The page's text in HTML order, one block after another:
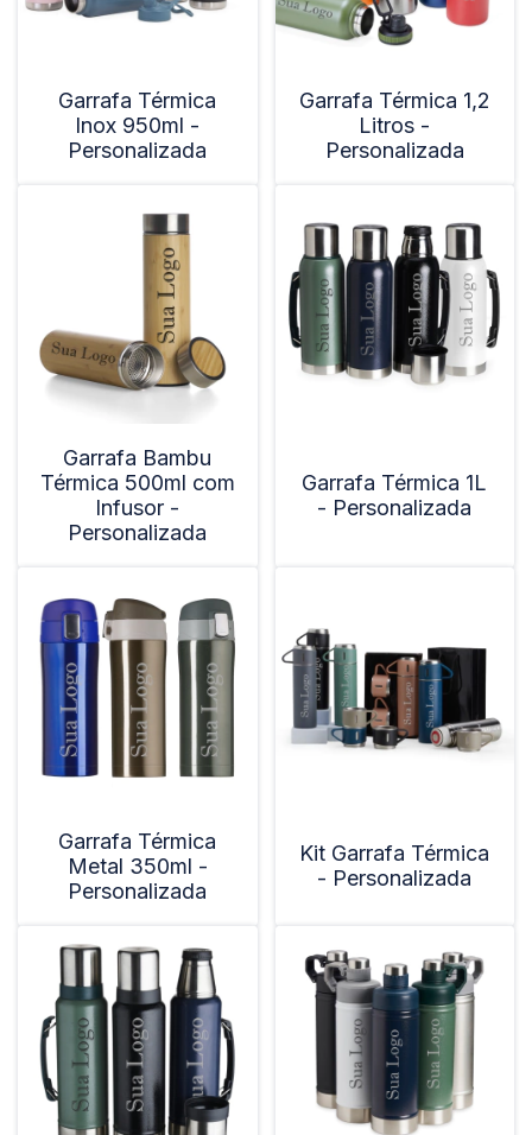
Garrafa Térmica
Inox 950ml -
Personalizada
Garrafa Térmica 1,2
Litros -
Personalizada
Garrafa Bambu
Térmica 500ml com
Infusor -
Personalizada
Garrafa Térmica 1L
- Personalizada
Garrafa Térmica
Metal 350ml -
Personalizada
Kit Garrafa Térmica
- Personalizada